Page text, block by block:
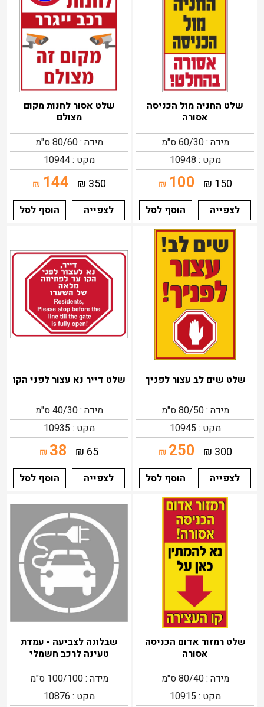
שלט החניה מול הכניסה
אסורה
מידה : 60/30 ס"מ
מקט : 10948
150
₪
100
₪
לצפייה
הוסף לסל
שלט אסור לחנות מקום
מצולם
מידה : 80/60 ס"מ
מקט : 10944
350
₪
144
₪
לצפייה
הוסף לסל
שלט שים לב עצור לפניך
מידה : 80/50 ס"מ
מקט : 10945
300
₪
250
₪
לצפייה
הוסף לסל
שלט דייר נא עצור לפני הקו
מידה : 40/30 ס"מ
מקט : 10935
65
₪
38
₪
לצפייה
הוסף לסל
שלט רמזור אדום הכניסה
אסורה
מידה : 80/40 ס"מ
מקט : 10915
שבלונה לצביעה - עמדת
טעינה לרכב חשמלי
מידה : 100/100 ס"מ
מקט : 10876